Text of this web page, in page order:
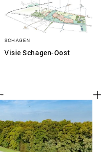
SCHAGEN
Visie Schagen-Oost